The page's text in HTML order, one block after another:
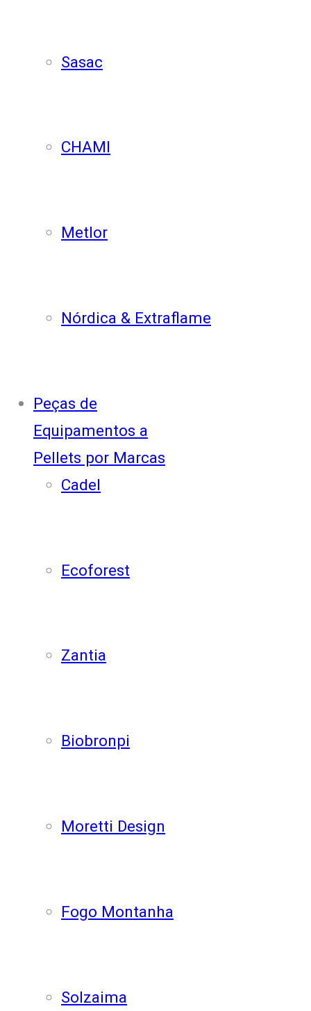
Sasac
CHAMI
Metlor
Nórdica & Extraflame
Peças de
Equipamentos a
Pellets por Marcas
Cadel
Ecoforest
Zantia
Biobronpi
Moretti Design
Fogo Montanha
Solzaima